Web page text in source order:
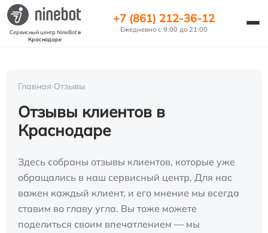
Сервисный центр NineBotв
Краснодаре
+7 (861) 212-36-12
Ежедневно с 9:00 до 21:00
Главная›Отзывы
Отзывы клиентов в
Краснодаре
Здесь собраны отзывы клиентов, которые уже
обращались в наш сервисный центр. Для нас
важен каждый клиент, и его мнение мы всегда
ставим во главу угла. Вы тоже можете
поделиться своим впечатлением — мы